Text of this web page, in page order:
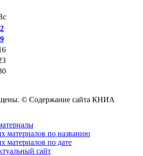
2
9
© Содержание сайта КНИА
материалов по названию
материалов по дате
сайт